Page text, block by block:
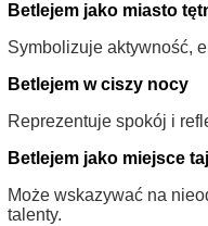
Betlejem jako miasto
Symbolizuje aktywność,
Betlejem w ciszy nocy
Reprezentuje spokój i
Betlejem jako miejsce
Może wskazywać na
talenty.